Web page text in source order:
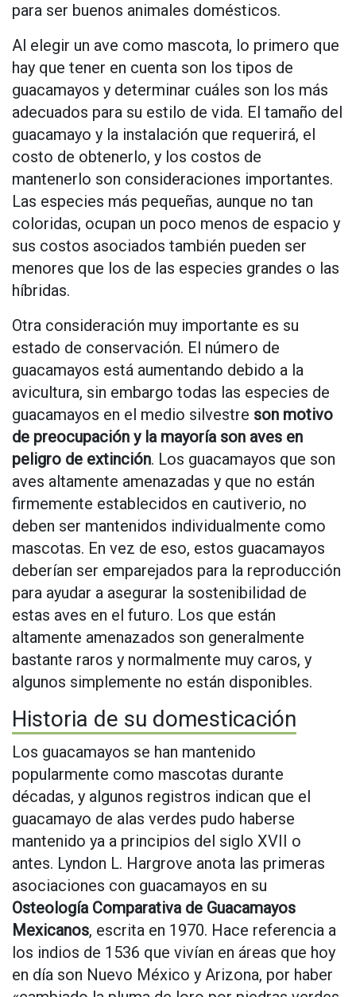
para ser buenos animales domésticos.
Al elegir un ave como mascota, lo primero que
hay que tener en cuenta son los tipos de
guacamayos y determinar cuáles son los más
adecuados para su estilo de vida. El tamaño del
guacamayo y la instalación que requerirá, el
costo de obtenerlo, y los costos de
mantenerlo son consideraciones importantes.
Las especies más pequeñas, aunque no tan
coloridas, ocupan un poco menos de espacio y
sus costos asociados también pueden ser
menores que los de las especies grandes o las
híbridas.
Otra consideración muy importante es su
estado de conservación. El número de
guacamayos está aumentando debido a la
avicultura, sin embargo todas las especies de
guacamayos en el medio silvestre son motivo
de preocupación y la mayoría son aves en
peligro de extinción. Los guacamayos que son
aves altamente amenazadas y que no están
firmemente establecidos en cautiverio, no
deben ser mantenidos individualmente como
mascotas. En vez de eso, estos guacamayos
deberían ser emparejados para la reproducción
para ayudar a asegurar la sostenibilidad de
estas aves en el futuro. Los que están
altamente amenazados son generalmente
bastante raros y normalmente muy caros, y
algunos simplemente no están disponibles.
Historia de su domesticación
Los guacamayos se han mantenido
popularmente como mascotas durante
décadas, y algunos registros indican que el
guacamayo de alas verdes pudo haberse
mantenido ya a principios del siglo XVII o
antes. Lyndon L. Hargrove anota las primeras
asociaciones con guacamayos en su
Osteología Comparativa de Guacamayos
Mexicanos, escrita en 1970. Hace referencia a
los indios de 1536 que vivían en áreas que hoy
en día son Nuevo México y Arizona, por haber